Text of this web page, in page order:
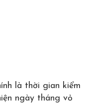
là thời gian kiểm
ngày tháng vỏ